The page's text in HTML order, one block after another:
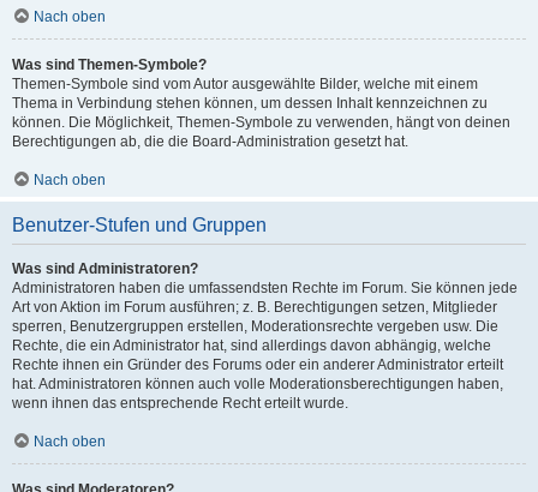
Nach oben
Was sind Themen-Symbole?
Themen-Symbole sind vom Autor ausgewählte Bilder, welche mit einem
Thema in Verbindung stehen können, um dessen Inhalt kennzeichnen zu
können. Die Möglichkeit, Themen-Symbole zu verwenden, hängt von deinen
Berechtigungen ab, die die Board-Administration gesetzt hat.
Nach oben
Benutzer-Stufen und Gruppen
Was sind Administratoren?
Administratoren haben die umfassendsten Rechte im Forum. Sie können jede
Art von Aktion im Forum ausführen; z. B. Berechtigungen setzen, Mitglieder
sperren, Benutzergruppen erstellen, Moderationsrechte vergeben usw. Die
Rechte, die ein Administrator hat, sind allerdings davon abhängig, welche
Rechte ihnen ein Gründer des Forums oder ein anderer Administrator erteilt
hat. Administratoren können auch volle Moderationsberechtigungen haben,
wenn ihnen das entsprechende Recht erteilt wurde.
Nach oben